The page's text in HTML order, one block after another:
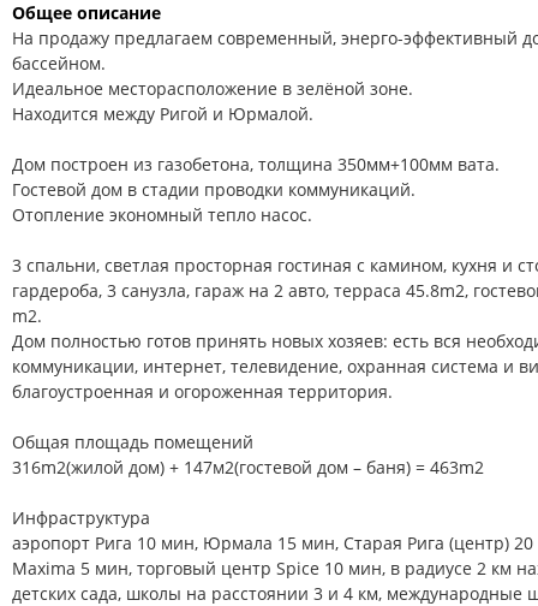
Общее описание
На продажу предлагаем современный, энерго-эффективный
бассейном.
Идеальное месторасположение в зелёной зоне.
Находится между Ригой и Юрмалой.
Дом построен из газобетона, толщина 350мм+100мм вата.
Гостевой дом в стадии проводки коммуникаций.
Отопление экономный тепло насос.
3 спальни, светлая просторная гостиная с камином, кухня и
гардероба, 3 санузла, гараж на 2 авто, терраса 45.8m2,
m2.
Дом полностью готов принять новых хозяев: есть вся
коммуникации, интернет, телевидение, охранная система и
благоустроенная и огороженная территория.
Общая площадь помещений
316m2(жилой дом) + 147м2(гостевой дом – баня) = 463m2
Инфраструктура
аэропорт Рига 10 мин, Юрмала 15 мин, Старая Рига (центр)
Maxima 5 мин, торговый центр Spice 10 мин, в радиусе 2 км
детских сада, школы на расстоянии 3 и 4 км, международные